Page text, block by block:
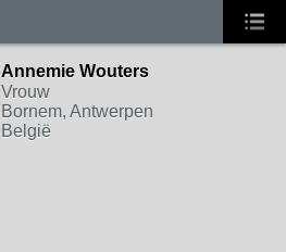
Annemie Wouters
Vrouw
Bornem, Antwerpen
België